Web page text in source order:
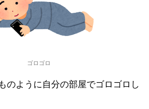
ゴロゴロ
のように自分の部屋でゴロゴロし